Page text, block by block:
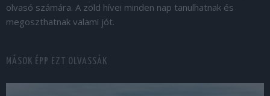
olvasó számára. A zöld hívei minden nap tanulhatnak és
megoszthatnak valami jót.
MÁSOK ÉPP EZT OLVASSÁK